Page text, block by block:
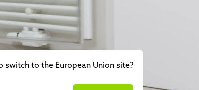
to the European Union site?